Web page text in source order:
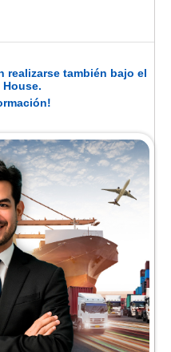
realizarse también bajo el